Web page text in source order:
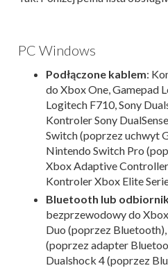
PC Windows
Podłączone kablem:
do Xbox One, Gamepad
Logitech F710, Sony
Kontroler Sony
Switch (poprzez uchwyt
Nintendo Switch Pro
Xbox Adaptive
Kontroler Xbox Elite
Bluetooth lub
bezprzewodowy do
Duo (poprzez
(poprzez adapter
Dualshock 4 (poprzez